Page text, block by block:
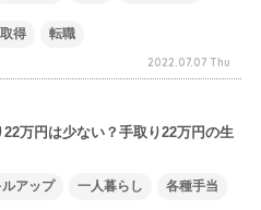
得 転職
2022.07.07 Thu
万円は少ない？手取り22万円の生
ルアップ 一人暮らし 各種手当